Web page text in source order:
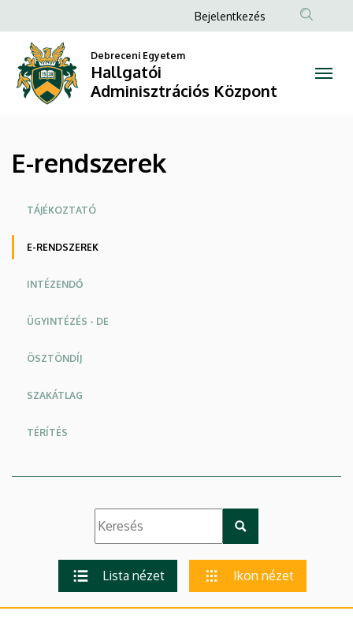
Hallgatói
Adminisztrációs
Központ
a
tartalomra
Anonim
menüje
Bejelentkezés
Debreceni Egyetem
Hallgatói
Adminisztrációs Központ
E-rendszerek
Oldalmenü
TÁJÉKOZTATÓ
E-RENDSZEREK
INTÉZENDŐ
ÜGYINTÉZÉS - DE
ÖSZTÖNDÍJ
SZAKÁTLAG
TÉRÍTÉS
Lista nézet Ikon nézet